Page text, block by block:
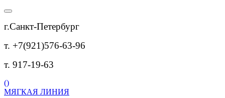
г.Санкт-Петербург
т. +7(921)576-63-96
т. 917-19-63
()
МЯГКАЯ ЛИНИЯ